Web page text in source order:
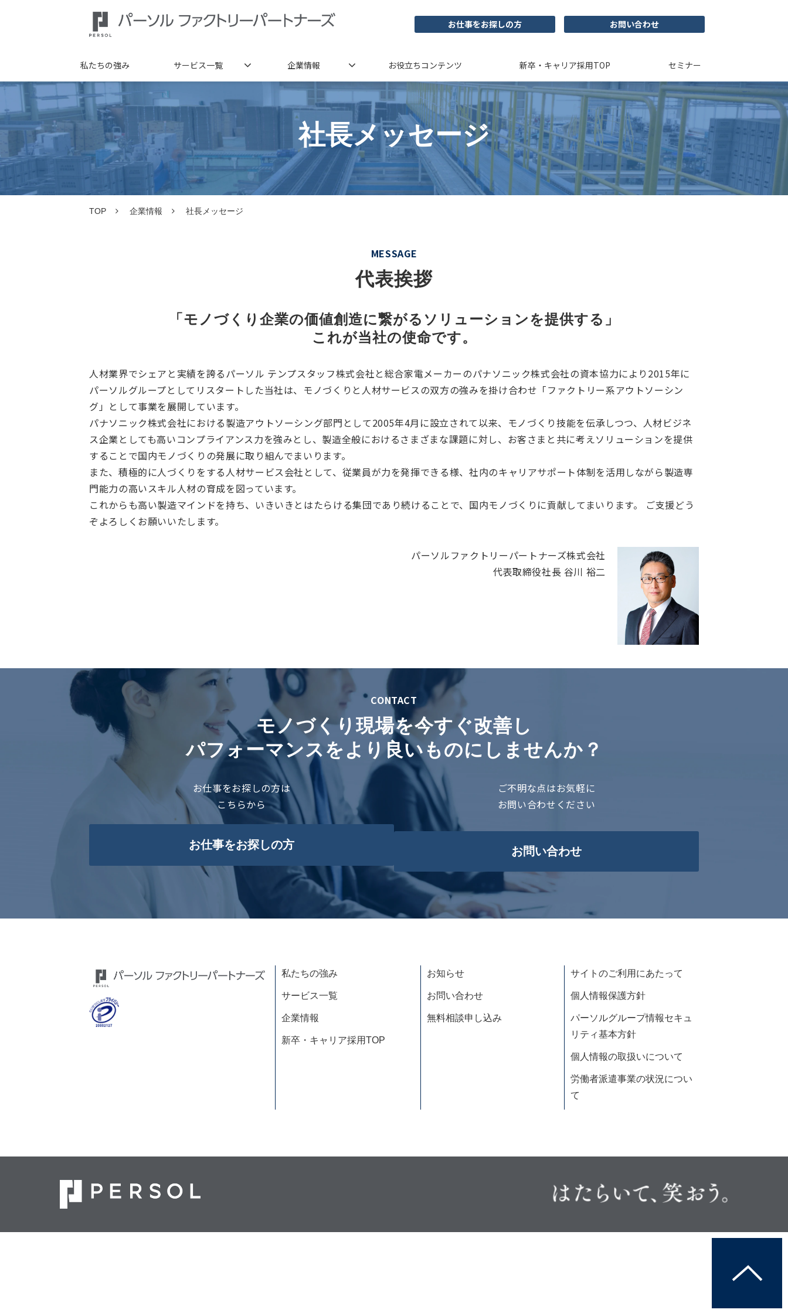
お仕事をお探しの方 お問い合わせ
私たちの強み サービス一覧 企業情報 お役立ちコンテンツ 新卒・キャリア採用TOP セミナー
社長メッセージ
TOP 企業情報 社長メッセージ
MESSAGE
代表挨拶
「モノづくり企業の価値創造に繋がるソリューションを提供する」
これが当社の使命です。
人材業界でシェアと実績を誇るパーソル テンプスタッフ株式会社と総合家電メーカーのパナソニック株式会社の資本協力により2015年に
パーソルグループとしてリスタートした当社は、モノづくりと人材サービスの双方の強みを掛け合わせ「ファクトリー系アウトソーシン
グ」として事業を展開しています。
パナソニック株式会社における製造アウトソーシング部門として2005年4月に設立されて以来、モノづくり技能を伝承しつつ、人材ビジネ
ス企業としても高いコンプライアンス力を強みとし、製造全般におけるさまざまな課題に対し、お客さまと共に考えソリューションを提供
することで国内モノづくりの発展に取り組んでまいります。
また、積極的に人づくりをする人材サービス会社として、従業員が力を発揮できる様、社内のキャリアサポート体制を活用しながら製造専
門能力の高いスキル人材の育成を図っています。
これからも高い製造マインドを持ち、いきいきとはたらける集団であり続けることで、国内モノづくりに貢献してまいります。 ご支援どう
ぞよろしくお願いいたします。
パーソルファクトリーパートナーズ株式会社
代表取締役社長 谷川 裕二
CONTACT
モノづくり現場を今すぐ改善し
パフォーマンスをより良いものにしませんか？
お仕事をお探しの方は
こちらから
お仕事をお探しの方
ご不明な点はお気軽に
お問い合わせください
お問い合わせ
私たちの強み
サービス一覧
企業情報
新卒・キャリア採用TOP
お知らせ
お問い合わせ
無料相談申し込み
サイトのご利用にあたって
個人情報保護方針
パーソルグループ情報セキュ
リティ基本方針
個人情報の取扱いについて
労働者派遣事業の状況につい
て